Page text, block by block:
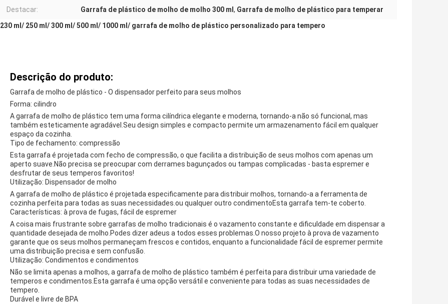
Destacar: Garrafa de plástico de molho de molho 300 ml , Garrafa de molho de plástico para temperar
230 ml/ 250 ml/ 300 ml/ 500 ml/ 1000 ml/ garrafa de molho de plástico personalizado para tempero
Descrição do produto:
Garrafa de molho de plástico - O dispensador perfeito para seus molhos
Forma: cilindro
A garrafa de molho de plástico tem uma forma cilíndrica elegante e moderna, tornando-a não só funcional, mas
também esteticamente agradável.Seu design simples e compacto permite um armazenamento fácil em qualquer
espaço da cozinha.
Tipo de fechamento: compressão
Esta garrafa é projetada com fecho de compressão, o que facilita a distribuição de seus molhos com apenas um
aperto suave.Não precisa se preocupar com derrames bagunçados ou tampas complicadas - basta espremer e
desfrutar de seus temperos favoritos!
Utilização: Dispensador de molho
A garrafa de molho de plástico é projetada especificamente para distribuir molhos, tornando-a a ferramenta de
cozinha perfeita para todas as suas necessidades.ou qualquer outro condimentoEsta garrafa tem-te coberto.
Características: à prova de fugas, fácil de espremer
A coisa mais frustrante sobre garrafas de molho tradicionais é o vazamento constante e dificuldade em dispensar a
quantidade desejada de molho.Podes dizer adeus a todos esses problemas.O nosso projeto à prova de vazamento
garante que os seus molhos permaneçam frescos e contidos, enquanto a funcionalidade fácil de espremer permite
uma distribuição precisa e sem confusão.
Utilização: Condimentos e condimentos
Não se limita apenas a molhos, a garrafa de molho de plástico também é perfeita para distribuir uma variedade de
temperos e condimentos.Esta garrafa é uma opção versátil e conveniente para todas as suas necessidades de
tempero.
Durável e livre de BPA